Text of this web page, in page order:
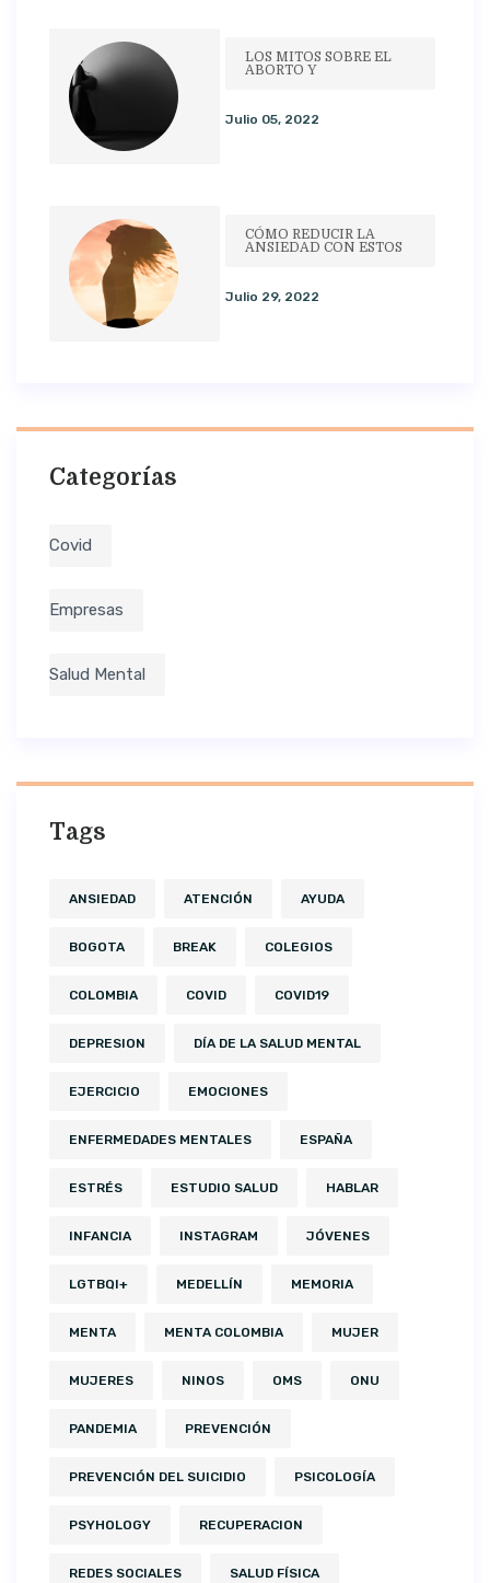
LOS MITOS SOBRE EL
ABORTO Y
Julio 05, 2022
CÓMO REDUCIR LA
ANSIEDAD CON ESTOS
Julio 29, 2022
Categorías
Covid
Empresas
Salud Mental
Tags
ANSIEDAD ATENCIÓN AYUDA
BOGOTA BREAK COLEGIOS
COLOMBIA COVID COVID19
DEPRESION DÍA DE LA SALUD MENTAL
EJERCICIO EMOCIONES
ENFERMEDADES MENTALES ESPAÑA
ESTRÉS ESTUDIO SALUD HABLAR
INFANCIA INSTAGRAM JÓVENES
LGTBQI+ MEDELLÍN MEMORIA
MENTA MENTA COLOMBIA MUJER
MUJERES NINOS OMS ONU
PANDEMIA PREVENCIÓN
PREVENCIÓN DEL SUICIDIO PSICOLOGÍA
PSYHOLOGY RECUPERACION
REDES SOCIALES SALUD FÍSICA